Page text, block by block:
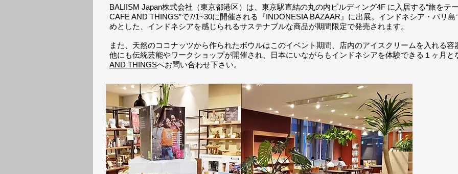
BALIISM Japan株式会社（東京都港区）は、東京駅直結の丸の内ビルディング4F に入居する“旅をテ
CAFE AND THINGS”で7/1~30に開催される『INDONESIA BAZAAR』に出展。インドネシア・バリ
めとした、インドネシアを感じられるサステナブルな商品が期間限定で発売されます。
また、天然のココナッツから作られたボウルはこのイベント期間、店内のアイスクリームを入れる
他にも伝統芸能やワークショップが開催され、日本にいながらもインドネシアを体験できる１ヶ月と
AND THINGSへお問い合わせ下さい。